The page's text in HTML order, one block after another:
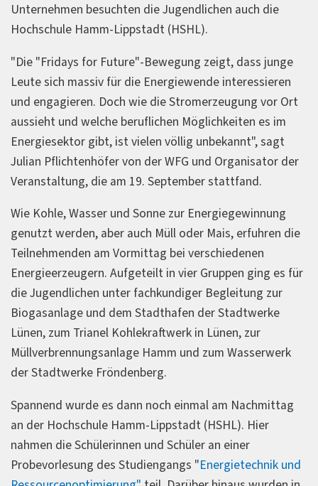
Unternehmen besuchten die Jugendlichen auch die
Hochschule Hamm-Lippstadt (HSHL).
"Die "Fridays for Future"-Bewegung zeigt, dass junge
Leute sich massiv für die Energiewende interessieren
und engagieren. Doch wie die Stromerzeugung vor Ort
aussieht und welche beruflichen Möglichkeiten es im
Energiesektor gibt, ist vielen völlig unbekannt", sagt
Julian Pflichtenhöfer von der WFG und Organisator der
Veranstaltung, die am 19. September stattfand.
Wie Kohle, Wasser und Sonne zur Energiegewinnung
genutzt werden, aber auch Müll oder Mais, erfuhren die
Teilnehmenden am Vormittag bei verschiedenen
Energieerzeugern. Aufgeteilt in vier Gruppen ging es für
die Jugendlichen unter fachkundiger Begleitung zur
Biogasanlage und dem Stadthafen der Stadtwerke
Lünen, zum Trianel Kohlekraftwerk in Lünen, zur
Müllverbrennungsanlage Hamm und zum Wasserwerk
der Stadtwerke Fröndenberg.
Spannend wurde es dann noch einmal am Nachmittag
an der Hochschule Hamm-Lippstadt (HSHL). Hier
nahmen die Schülerinnen und Schüler an einer
Probevorlesung des Studiengangs "Energietechnik und